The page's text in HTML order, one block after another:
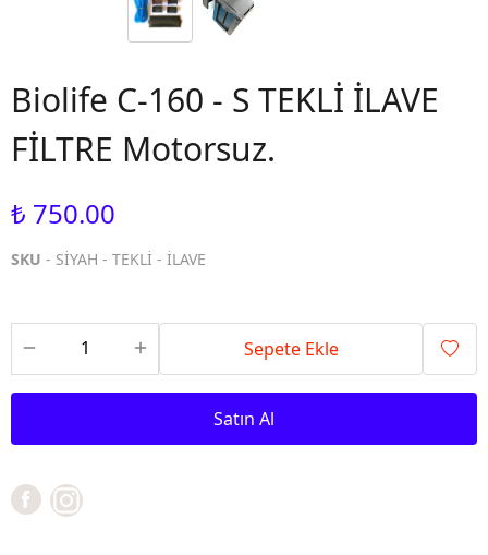
Biolife C-160 - S TEKLİ İLAVE
FİLTRE Motorsuz.
₺ 750.00
SKU - SİYAH - TEKLİ - İLAVE
Sepete Ekle
Satın Al